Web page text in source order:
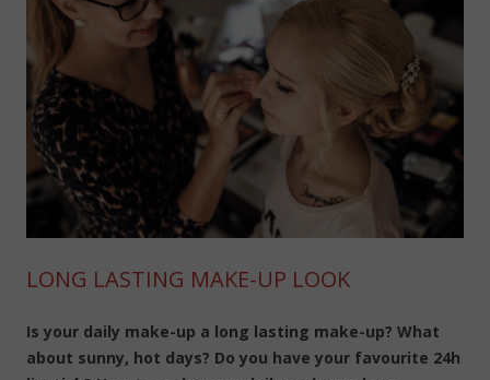
LONG LASTING MAKE-UP LOOK
Is your daily make-up a long lasting make-up? What
about sunny, hot days? Do you have your favourite 24h